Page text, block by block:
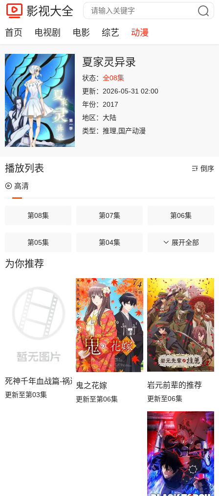
影视大全
首页 电视剧 电影 综艺 动漫
夏家灵异录
状态： 全08集
更新： 2026-05-31 02:00
年份： 2017
地区： 大陆
类型： 推理,国产动漫
播放列表 倒序
高清
第08集 第07集 第06集
第05集 第04集 第03集
第02集
展开全部
为你推荐
死神千年血战篇-祸进谭-
更新至第03集
鬼之花嫁
更新至第06集
岩元前辈的推荐
更新至06集